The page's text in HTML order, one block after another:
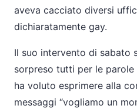
aveva cacciato diversi
dichiaratamente gay.
Il suo intervento di sabato
sorpreso tutti per le
ha voluto esprimere alla
messaggi “vogliamo un